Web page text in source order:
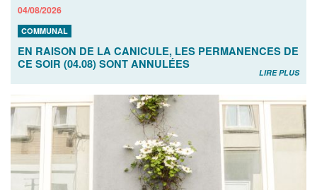
04/08/2026
COMMUNAL
EN RAISON DE LA CANICULE, LES PERMANENCES DE
CE SOIR (04.08) SONT ANNULÉES
LIRE PLUS